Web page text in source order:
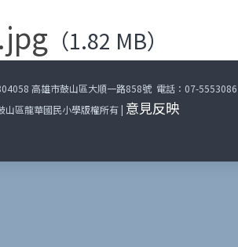
（1.82 MB）
高雄市鼓山區大順一路858號 電話：07-
山區龍華國民小學版權所有 | 意見反映